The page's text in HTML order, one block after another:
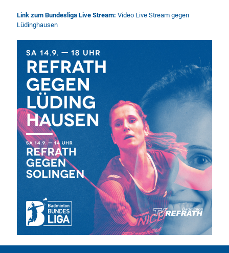
Link zum Bundesliga Live Stream: Video Live Stream gegen
Lüdinghausen